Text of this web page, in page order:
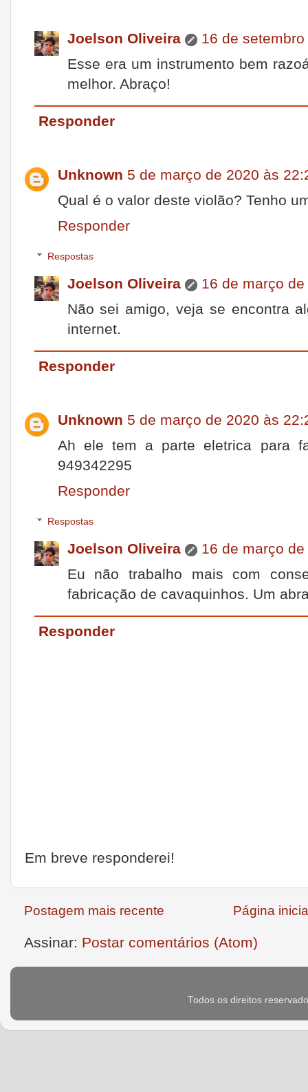
Joelson Oliveira
16 de
Esse era um instrumento bem
melhor. Abraço!
Responder
Unknown 5 de março de 2020 às
Qual é o valor deste violão? Tenho
Responder
Respostas
Joelson Oliveira
16 de março
Não sei amigo, veja se encontra
internet.
Responder
Unknown 5 de março de 2020 às
Ah ele tem a parte eletrica para
949342295
Responder
Respostas
Joelson Oliveira
16 de março
Eu não trabalho mais com
fabricação de cavaquinhos. Um
Responder
Em breve responderei!
Postagem mais recente Página
Assinar: Postar comentários (Atom)
Todos os direitos